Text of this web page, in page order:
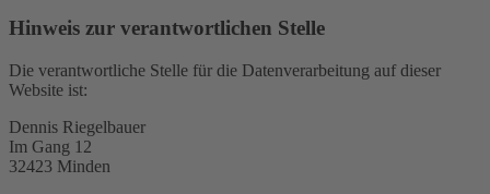
Hinweis zur verantwortlichen Stelle
Die verantwortliche Stelle für die Datenverarbeitung auf dieser
Website ist:
Dennis Riegelbauer
Im Gang 12
32423 Minden